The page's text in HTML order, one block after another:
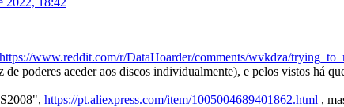
https://www.reddit.com/r/DataHoarder/comments/wvkdza/
poderes aceder aos discos individualmente), e pelos vistos há
https://pt.aliexpress.com/item/1005004689401862.html ,